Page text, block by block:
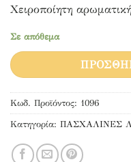
Χειροποίητη
Σε απόθεμα
Κωδ. Προϊόντος: 1096
Κατηγορία: ΠΑΣΧΑΛΙΝΕΣ